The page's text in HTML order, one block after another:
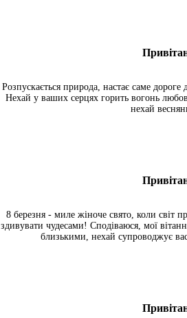
Розпускається природа, настає саме
Нехай у ваших серцях горить вогонь
нехай
8 березня - миле жіноче свято, коли світ
здивувати чудесами! Сподіваюся, мої
близькими, нехай супроводжує